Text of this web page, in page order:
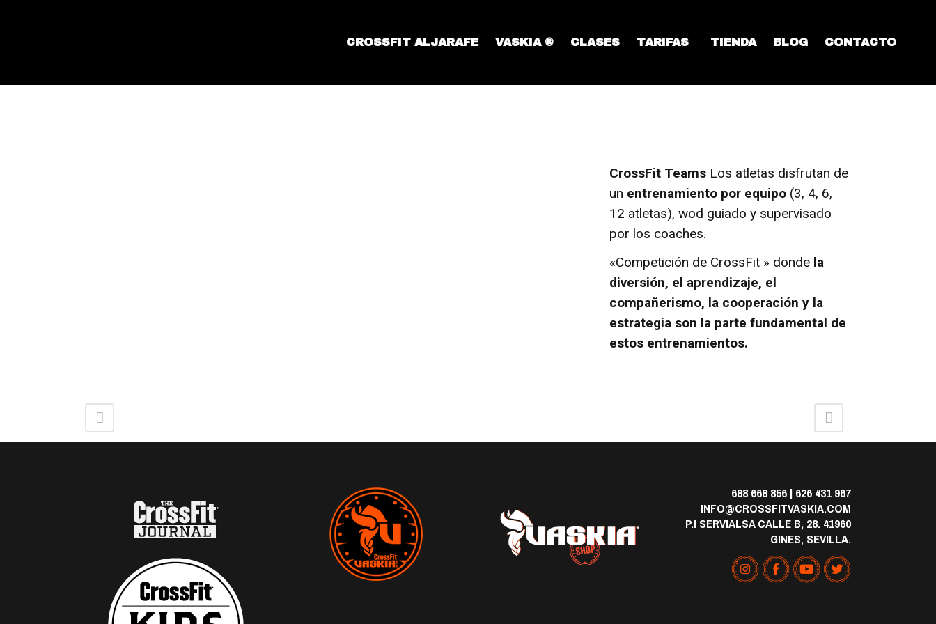
CROSSFIT ALJARAFE VASKIA ® CLASES TARIFAS TIENDA BLOG CONTACTO
CrossFit Teams Los atletas disfrutan de
un entrenamiento por equipo (3, 4, 6,
12 atletas), wod guiado y supervisado
por los coaches.
«Competición de CrossFit » donde la
diversión, el aprendizaje, el
compañerismo, la cooperación y la
estrategia son la parte fundamental de
estos entrenamientos.
688 668 856 | 626 431 967
INFO@CROSSFITVASKIA.COM
P.I SERVIALSA CALLE B, 28. 41960
GINES, SEVILLA.